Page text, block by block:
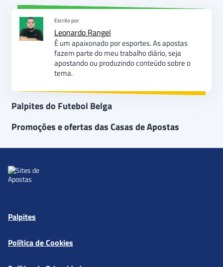
Escrito por
Leonardo Rangel
É um apaixonado por esportes. As apostas
fazem parte do meu trabalho diário, seja
apostando ou produzindo conteúdo sobre o
tema.
Palpites do Futebol Belga
Promoções e ofertas das Casas de Apostas
Palpites
Política de Cookies